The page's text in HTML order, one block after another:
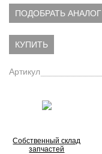
ПОДОБРАТЬ АНАЛОГ
КУПИТЬ
Артикул
Собственный склад
запчастей